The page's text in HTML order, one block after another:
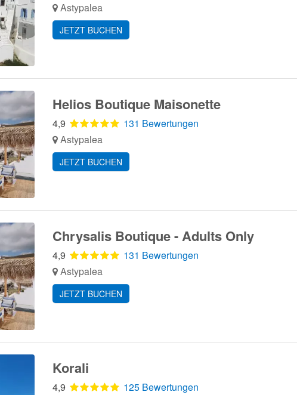
Astypalea
JETZT BUCHEN
Helios Boutique Maisonette
4,9
131 Bewertungen
Astypalea
JETZT BUCHEN
Chrysalis Boutique - Adults Only
4,9
131 Bewertungen
Astypalea
JETZT BUCHEN
Korali
4,9
125 Bewertungen